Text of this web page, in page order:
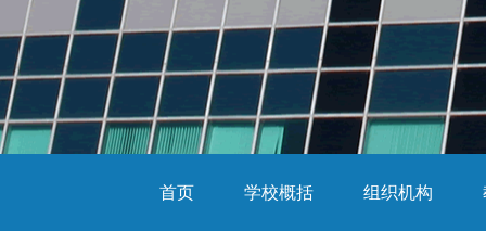
首页 学校概括 组织机构